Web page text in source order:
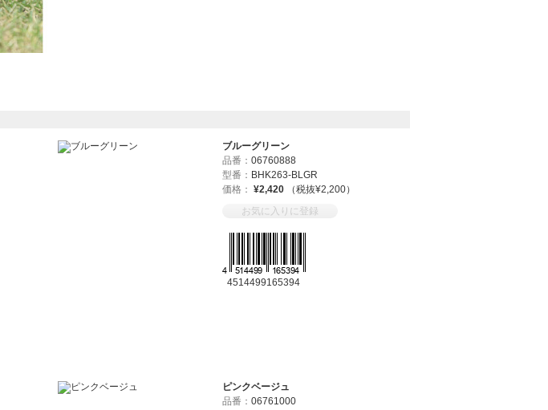
ブルーグリーン
品番： 06760888
型番： BHK263-BLGR
価格： ¥2,420 （税抜¥2,200）
お気に入りに登録
4514499165394
ピンクベージュ
品番： 06761000